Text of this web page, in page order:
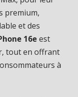
premium,
et des
16e est
tout en offrant
à